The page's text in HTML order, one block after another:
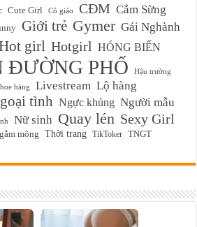
Cute Girl Cô giáo CĐM Cắm Sừng
Giới trẻ Gymer Gái Nghành
girl Hotgirl HÓNG BIẾN
ĐƯỜNG PHỐ
Hậu trường
hàng Livestream Lộ hàng
tình Ngực khủng Người mẫu
Nữ sinh Quay lén Sexy Girl
mông Thời trang TikToker TNGT